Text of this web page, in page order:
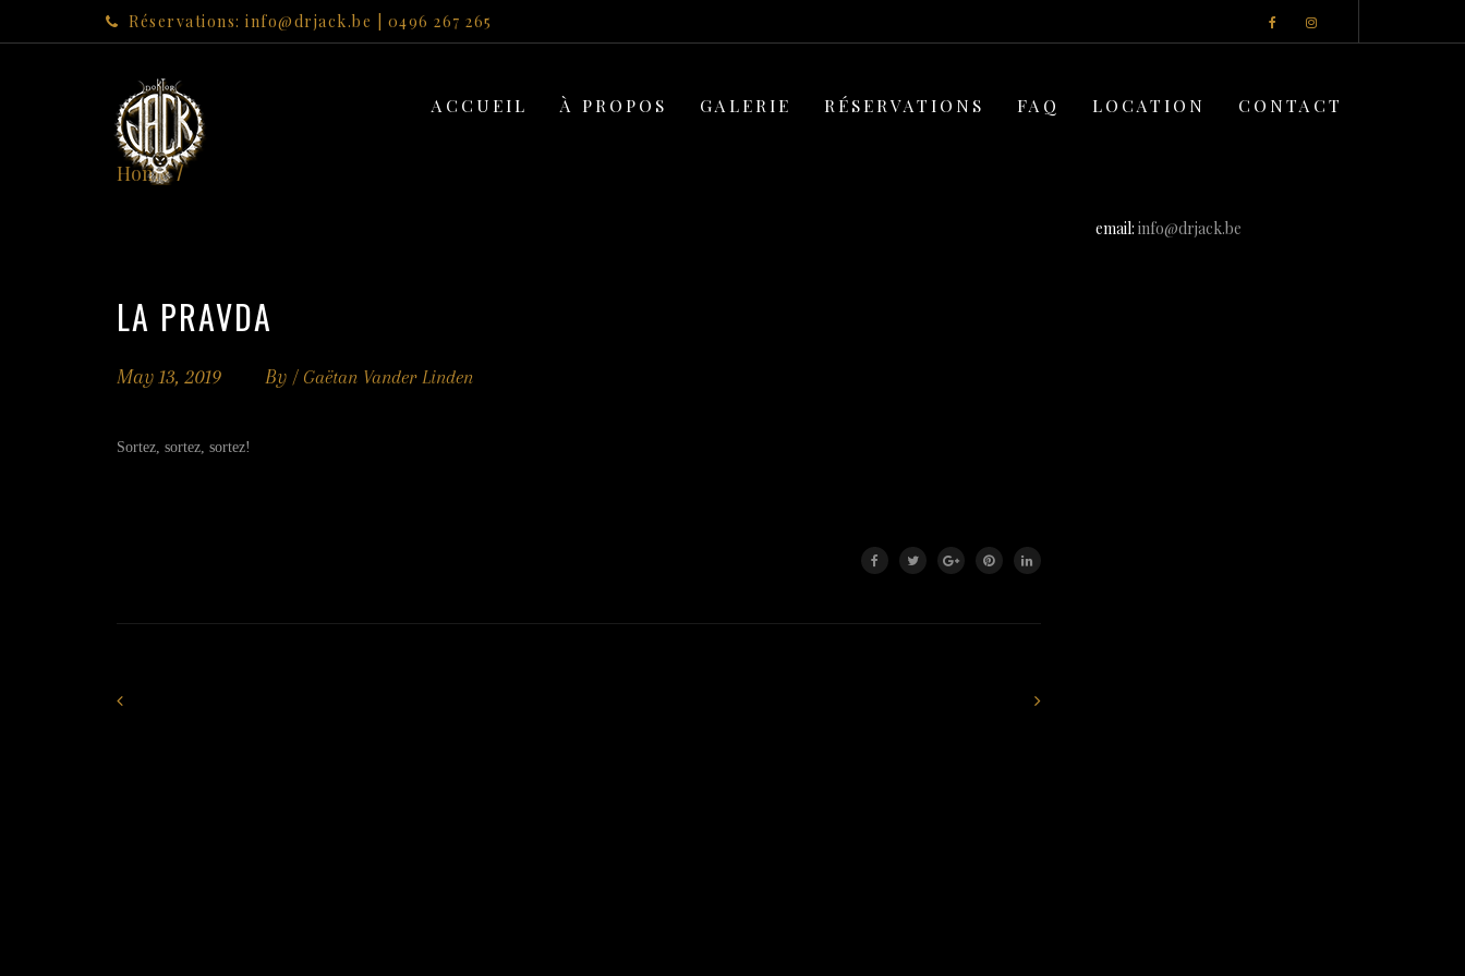
Réservations: info@drjack.be | 0496 267 265
ACCUEIL À PROPOS GALERIE RÉSERVATIONS FAQ LOCATION CONTACT
Home
LA PRAVDA
May 13, 2019 By / Gaëtan Vander Linden
Sortez, sortez, sortez!
email: info@drjack.be